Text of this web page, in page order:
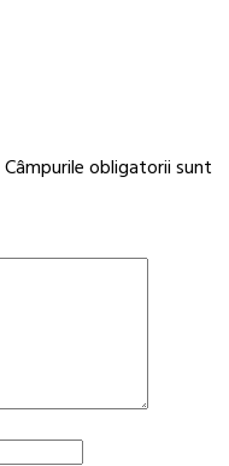
Câmpurile obligatorii sunt